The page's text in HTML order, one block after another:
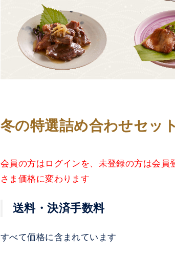
冬の特選詰め合わせセッ
会員の方はログインを、未登録の方は会員
さま価格に変わります
送料・決済手数料
すべて価格に含まれています